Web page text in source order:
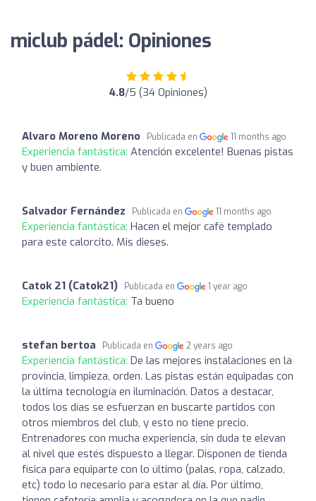
miclub pádel: Opiniones
4.8/5 (34 Opiniones)
Alvaro Moreno Moreno Publicada en 11 months ago
Experiencia fantástica: Atención excelente! Buenas pistas
y buen ambiente.
Salvador Fernández Publicada en 11 months ago
Experiencia fantástica: Hacen el mejor café templado
para este calorcito. Mis dieses.
Catok 21 (Catok21) Publicada en 1 year ago
Experiencia fantástica: Ta bueno
stefan bertoa Publicada en 2 years ago
Experiencia fantástica: De las mejores instalaciones en la
provincia, limpieza, orden. Las pistas están equipadas con
la última tecnología en iluminación. Datos a destacar,
todos los días se esfuerzan en buscarte partidos con
otros miembros del club, y esto no tiene precio.
Entrenadores con mucha experiencia, sin duda te elevan
al nivel que estés dispuesto a llegar. Disponen de tienda
física para equiparte con lo último (palas, ropa, calzado,
etc) todo lo necesario para estar al día. Por último,